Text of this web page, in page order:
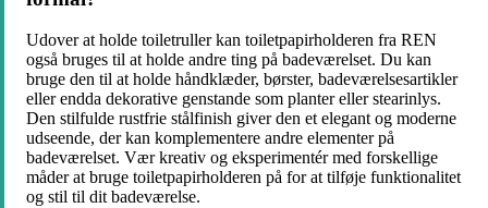
Udover at holde toiletruller kan toiletpapirholderen fra REN
også bruges til at holde andre ting på badeværelset. Du kan
bruge den til at holde håndklæder, børster, badeværelsesartikler
eller endda dekorative genstande som planter eller stearinlys.
Den stilfulde rustfrie stålfinish giver den et elegant og moderne
udseende, der kan komplementere andre elementer på
badeværelset. Vær kreativ og eksperimentér med forskellige
måder at bruge toiletpapirholderen på for at tilføje funktionalitet
og stil til dit badeværelse.